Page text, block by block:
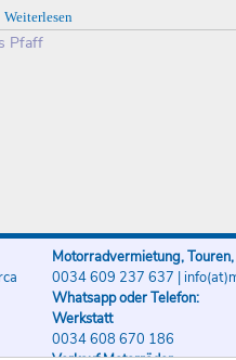
Weiterlesen
Pfaff
Motorradvermietung,
0034 609 237 637 |
Whatsapp oder Telefon:
Werkstatt
0034 608 670 186